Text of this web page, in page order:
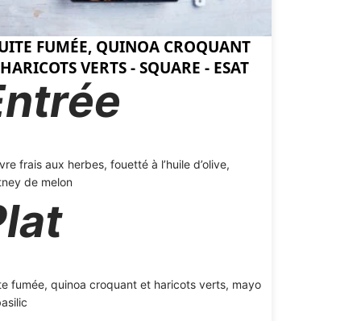
FUMÉE, QUINOA CROQUANT
VERTS - SQUARE - ESAT
frais aux herbes, fouetté à l’huile d’olive,
de melon
fumée, quinoa croquant et haricots verts, mayo